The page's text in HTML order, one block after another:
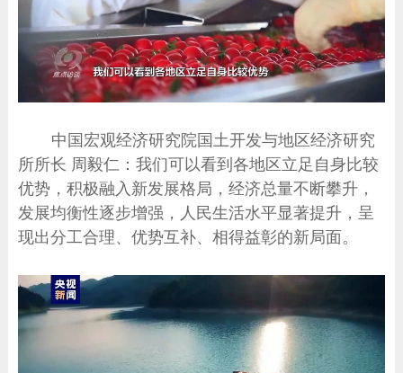
中国宏观经济研究院国土开发与地区经济研究
所所长 周毅仁：我们可以看到各地区立足自身比较
优势，积极融入新发展格局，经济总量不断攀升，
发展均衡性逐步增强，人民生活水平显著提升，呈
现出分工合理、优势互补、相得益彰的新局面。